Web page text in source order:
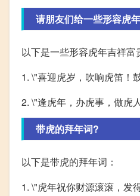
请朋友们给一些形容虎
以下是一些形容虎年吉祥富
1. \"喜迎虎岁，吹响虎笛！
2. \"逢虎年，办虎事，做虎
带虎的拜年词?
以下是带虎的拜年词：
1. \"虎年祝你财源滚滚，发